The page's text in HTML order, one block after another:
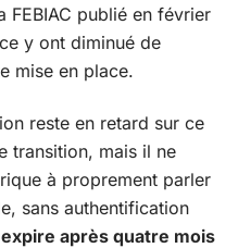
publié en février
y ont diminué de
mise en place.
reste en retard sur ce
transition, mais il ne
à proprement parler
sans authentification
après quatre mois